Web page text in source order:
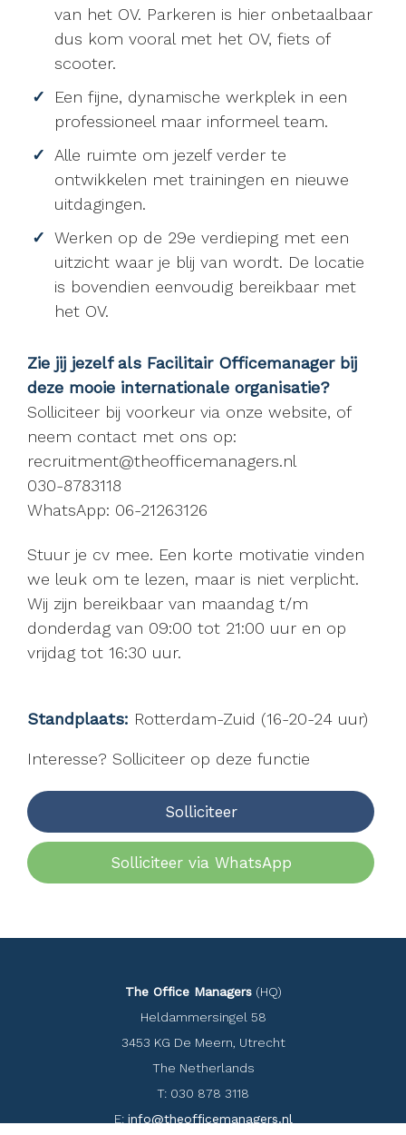
van het OV. Parkeren is hier onbetaalbaar
dus kom vooral met het OV, fiets of
scooter.
Een fijne, dynamische werkplek in een
professioneel maar informeel team.
Alle ruimte om jezelf verder te
ontwikkelen met trainingen en nieuwe
uitdagingen.
Werken op de 29e verdieping met een
uitzicht waar je blij van wordt. De locatie
is bovendien eenvoudig bereikbaar met
het OV.
Zie jij jezelf als Facilitair Officemanager bij
deze mooie internationale organisatie?
Solliciteer bij voorkeur via onze website, of
neem contact met ons op:
recruitment@theofficemanagers.nl
030-8783118
WhatsApp: 06-21263126
Stuur je cv mee. Een korte motivatie vinden
we leuk om te lezen, maar is niet verplicht.
Wij zijn bereikbaar van maandag t/m
donderdag van 09:00 tot 21:00 uur en op
vrijdag tot 16:30 uur.
Standplaats: Rotterdam-Zuid (16-20-24 uur)
Interesse? Solliciteer op deze functie
Solliciteer
Solliciteer via WhatsApp
The Office Managers(HQ)
Heldammersingel 58
3453 KG De Meern, Utrecht
The Netherlands
T: 030 878 3118
E: info@theofficemanagers.nl